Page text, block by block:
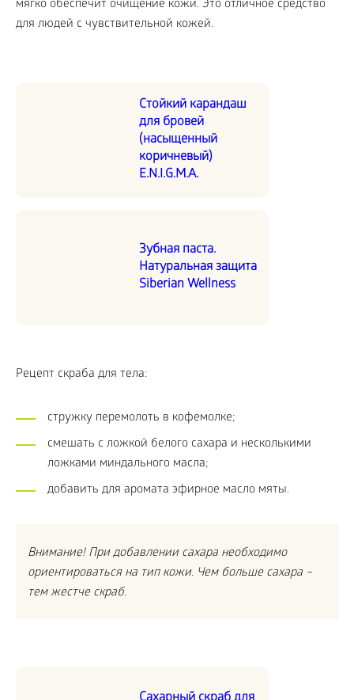
мягко обеспечит очищение кожи. Это отличное средство
для людей с чувствительной кожей.
Стойкий карандаш
для бровей
(насыщенный
коричневый)
E.N.I.G.M.A.
Зубная паста.
Натуральная защита
Siberian Wellness
Рецепт скраба для тела:
стружку перемолоть в кофемолке;
смешать с ложкой белого сахара и несколькими
ложками миндального масла;
добавить для аромата эфирное масло мяты.
Внимание! При добавлении сахара необходимо
ориентироваться на тип кожи. Чем больше сахара –
тем жестче скраб.